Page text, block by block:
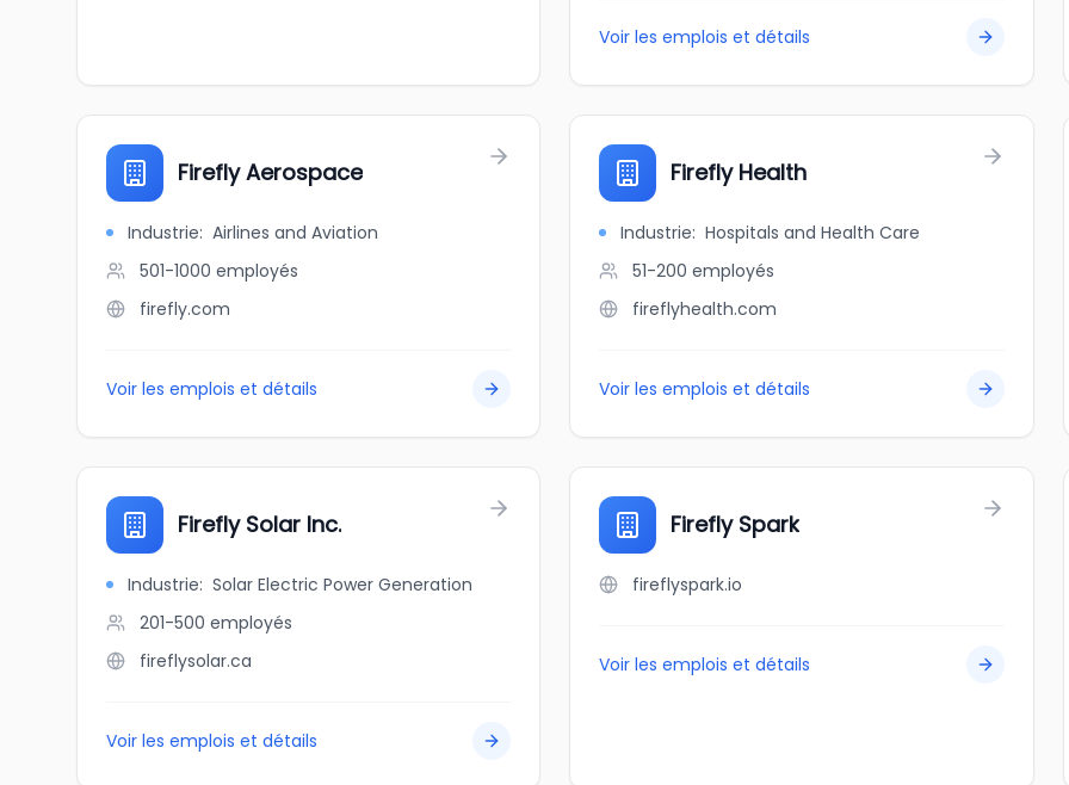
Voir les emplois et détails
Firefly Aerospace
Industrie: Airlines and Aviation
501-1000 employés
firefly.com
Voir les emplois et détails
Firefly Health
Industrie: Hospitals and Health Care
51-200 employés
fireflyhealth.com
Voir les emplois et détails
Firefly Solar Inc.
Industrie: Solar Electric Power Generation
201-500 employés
fireflysolar.ca
Voir les emplois et détails
Firefly Spark
fireflyspark.io
Voir les emplois et détails